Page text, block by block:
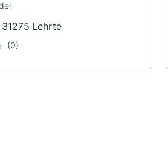
31275 Lehrte
(0)